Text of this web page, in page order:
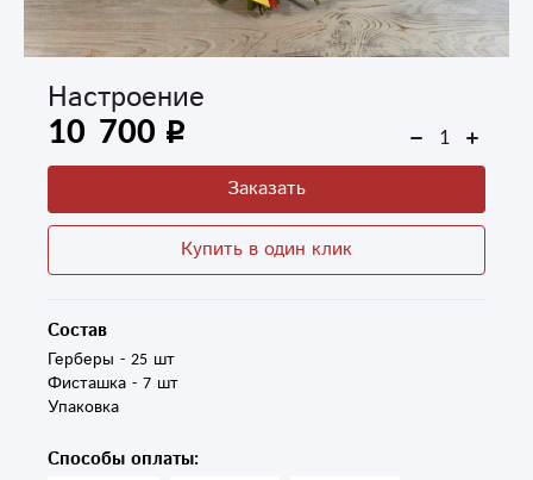
Настроение
10 700
Заказать
Купить в один клик
Состав
Герберы - 25 шт
Фисташка - 7 шт
Упаковка
Способы оплаты: